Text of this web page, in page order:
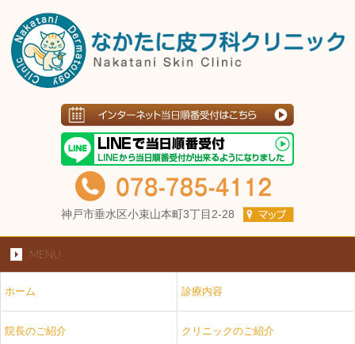
神戸市垂水区小束山本町3丁目2-28
MENU
ホーム 診療内容
院長のご紹介 クリニックのご紹介